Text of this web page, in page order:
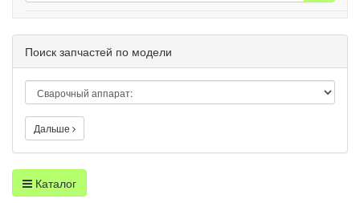
Поиск запчастей по модели
Дальше
Каталог